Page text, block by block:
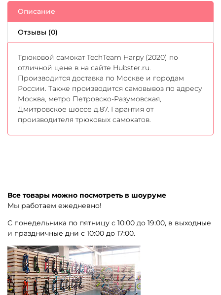
Описание
Отзывы (0)
Трюковой самокат TechTeam Harpy (2020) по
отличной цене в на сайте Hubster.ru.
Производится доставка по Москве и городам
России. Также производится самовывоз по адресу
Москва, метро Петровско-Разумовская,
Дмитровское шоссе д.87. Гарантия от
производителя трюковых самокатов.
Все товары можно посмотреть в шоуруме
Мы работаем ежедневно!
С понедельника по пятницу с 10:00 до 19:00, в выходные
и праздничные дни с 10:00 до 17:00.